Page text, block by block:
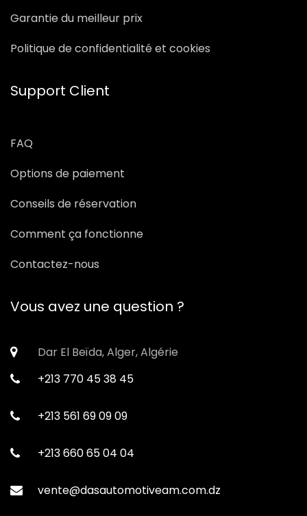
Garantie du meilleur prix
Politique de confidentialité et cookies
Support Client
FAQ
Options de paiement
Conseils de réservation
Comment ça fonctionne
Contactez-nous
Vous avez une question ?
Dar El Beïda, Alger, Algérie
+213 770 45 38 45
+213 561 69 09 09
+213 660 65 04 04
vente@dasautomotiveam.com.dz